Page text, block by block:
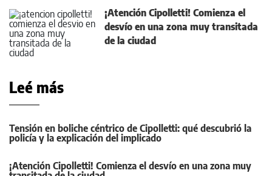
¡Atención Cipolletti! Comienza el
desvío en una zona muy transitada
de la ciudad
Leé más
Tensión en boliche céntrico de Cipolletti: qué descubrió la
policía y la explicación del implicado
¡Atención Cipolletti! Comienza el desvío en una zona muy